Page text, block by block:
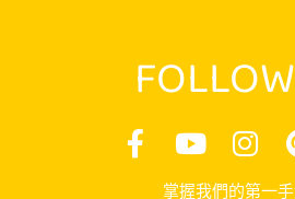
掌握我們的第一